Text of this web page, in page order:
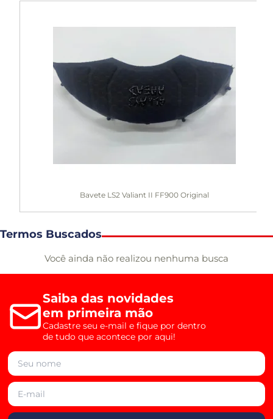
Bavete LS2 Valiant II FF900 Original
Termos Buscados
Você ainda não realizou nenhuma busca
Saiba das novidades
em primeira mão
Cadastre seu e-mail e fique por dentro
de tudo que acontece por aqui!